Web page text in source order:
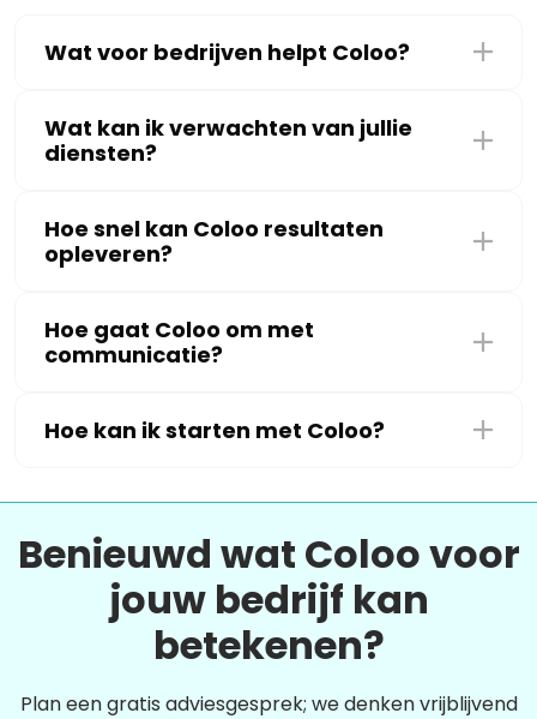
Wat voor bedrijven helpt Coloo?
Wat kan ik verwachten van jullie
diensten?
Hoe snel kan Coloo resultaten
opleveren?
Hoe gaat Coloo om met
communicatie?
Hoe kan ik starten met Coloo?
Benieuwd wat Coloo voor
jouw bedrijf kan
betekenen?
Plan een gratis adviesgesprek; we denken vrijblijvend